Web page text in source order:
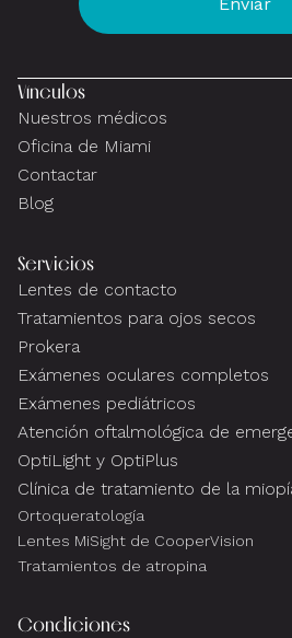
Vínculos
Nuestros médicos
Oficina de Miami
Contactar
Blog
Servicios
Lentes de contacto
Tratamientos para ojos secos
Prokera
Exámenes oculares completos
Exámenes pediátricos
Atención oftalmológica de
OptiLight y OptiPlus
Clínica de tratamiento de la
Ortoqueratología
Lentes MiSight de CooperVision
Tratamientos de atropina
Condiciones